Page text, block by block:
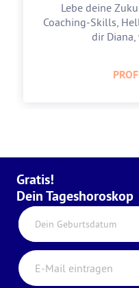
Lebe deine
Coaching-Skills,
dir
Gratis!
Dein Tageshoroskop
Dein Geburtsdatum